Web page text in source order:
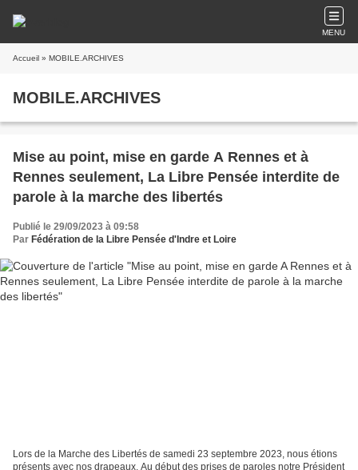
MENU
Accueil » MOBILE.ARCHIVES
MOBILE.ARCHIVES
Mise au point, mise en garde A Rennes et à
Rennes seulement, La Libre Pensée interdite de
parole à la marche des libertés
Publié le 29/09/2023 à 09:58
Par Fédération de la Libre Pensée d'Indre et Loire
Lors de la Marche des Libertés de samedi 23 septembre 2023, nous étions
présents avec nos drapeaux. Au début des prises de paroles notre Président